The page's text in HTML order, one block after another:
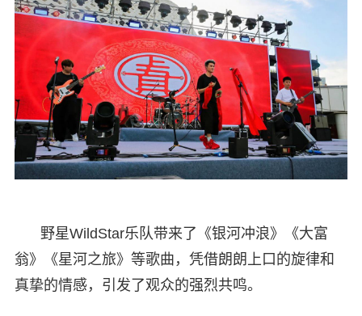
野星WildStar乐队带来了《银河冲浪》《大富
翁》《星河之旅》等歌曲，凭借朗朗上口的旋律和
真挚的情感，引发了观众的强烈共鸣。